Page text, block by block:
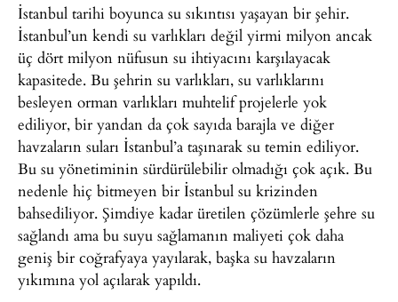
İstanbul tarihi boyunca su sıkıntısı yaşayan bir şehir.
İstanbul’un kendi su varlıkları değil yirmi milyon ancak
üç dört milyon nüfusun su ihtiyacını karşılayacak
kapasitede. Bu şehrin su varlıkları, su varlıklarını
besleyen orman varlıkları muhtelif projelerle yok
ediliyor, bir yandan da çok sayıda barajla ve diğer
havzaların suları İstanbul’a taşınarak su temin ediliyor.
Bu su yönetiminin sürdürülebilir olmadığı çok açık. Bu
nedenle hiç bitmeyen bir İstanbul su krizinden
bahsediliyor. Şimdiye kadar üretilen çözümlerle şehre su
sağlandı ama bu suyu sağlamanın maliyeti çok daha
geniş bir coğrafyaya yayılarak, başka su havzaların
yıkımına yol açılarak yapıldı.